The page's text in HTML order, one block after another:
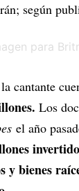
según
cantante
Los
el año
y bienes